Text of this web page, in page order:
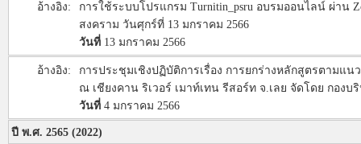
อ้างอิง:
การใช้ระบบโปรแกรม Turnitin_psru อบรมออนไลน์ ผ่าน
สงคราม วันศุกร์ที่ 13 มกราคม 2566
วันที่ 13 มกราคม 2566
อ้างอิง:
การประชุมเชิงปฏิบัติการเรื่อง การยกร่างหลักสูตรตามแนว
ณ เชียงคาน ริเวอร์ เมาท์เทน รีสอร์ท จ.เลย จัดโดย กอ
วันที่ 4 มกราคม 2566
ปี พ.ศ. 2565 (2022)